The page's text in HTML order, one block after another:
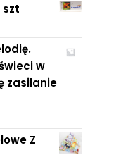
szt
w
zasilanie
Z